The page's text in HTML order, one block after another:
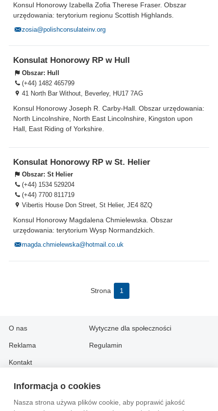
Informacja o cookies
Nasza strona używa plików cookie, aby poprawić jakość
Konsul Honorowy Izabella Zofia Therese Fraser. Obszar
urzędowania: terytorium regionu Scottish Highlands.
zosia@polishconsulateinv.org
Konsulat Honorowy RP w Hull
Obszar: Hull
(+44) 1482 465799
41 North Bar Without, Beverley, HU17 7AG
Konsul Honorowy Joseph R. Carby-Hall. Obszar urzędowania:
North Lincolnshire, North East Lincolnshire, Kingston upon
Hall, East Riding of Yorkshire.
Konsulat Honorowy RP w St. Helier
Obszar: St Helier
(+44) 1534 529204
(+44) 7700 811719
Vibertis House Don Street, St Helier, JE4 8ZQ
Konsul Honorowy Magdalena Chmielewska. Obszar
urzędowania: terytorium Wysp Normandzkich.
magda.chmielewska@hotmail.co.uk
Strona 1
O nas
Reklama
Kontakt
Wytyczne dla społeczności
Regulamin
Information in English:
About Contact